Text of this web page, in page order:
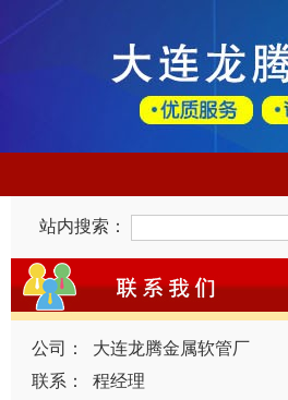
站内搜索：
公司：
大连龙腾金属软管厂
联系：
程经理